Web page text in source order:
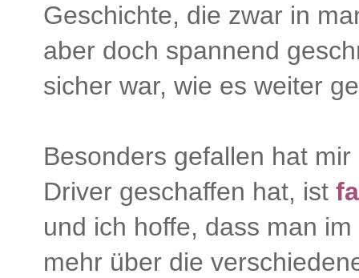
Geschichte, die zwar in
aber doch spannend
sicher war, wie es weiter
Besonders gefallen hat
Driver geschaffen hat, ist
und ich hoffe, dass man
mehr über die